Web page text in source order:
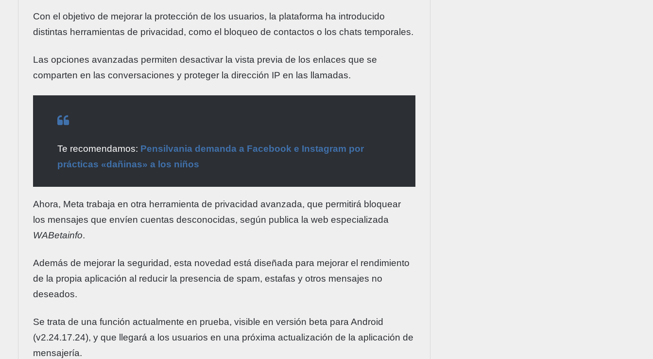
Con el objetivo de mejorar la protección de los usuarios, la plataforma ha introducido
distintas herramientas de privacidad, como el bloqueo de contactos o los chats temporales.
Las opciones avanzadas permiten desactivar la vista previa de los enlaces que se
comparten en las conversaciones y proteger la dirección IP en las llamadas.
Te recomendamos: Pensilvania demanda a Facebook e Instagram por
prácticas «dañinas» a los niños
Ahora, Meta trabaja en otra herramienta de privacidad avanzada, que permitirá bloquear
los mensajes que envíen cuentas desconocidas, según publica la web especializada
WABetainfo.
Además de mejorar la seguridad, esta novedad está diseñada para mejorar el rendimiento
de la propia aplicación al reducir la presencia de spam, estafas y otros mensajes no
deseados.
Se trata de una función actualmente en prueba, visible en versión beta para Android
(v2.24.17.24), y que llegará a los usuarios en una próxima actualización de la aplicación de
mensajería.